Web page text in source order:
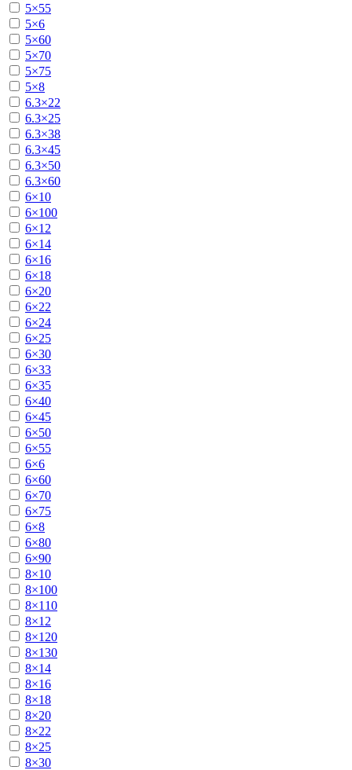
5×55
5×6
5×60
5×70
5×75
5×8
6.3×22
6.3×25
6.3×38
6.3×45
6.3×50
6.3×60
6×10
6×100
6×12
6×14
6×16
6×18
6×20
6×22
6×24
6×25
6×30
6×33
6×35
6×40
6×45
6×50
6×55
6×6
6×60
6×70
6×75
6×8
6×80
6×90
8×10
8×100
8×110
8×12
8×120
8×130
8×14
8×16
8×18
8×20
8×22
8×25
8×30